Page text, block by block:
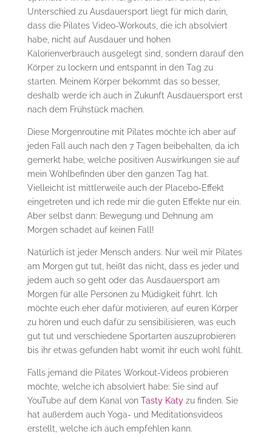
Unterschied zu Ausdauersport liegt für mich darin,
dass die Pilates Video-Workouts, die ich absolviert
habe, nicht auf Ausdauer und hohen
Kalorienverbrauch ausgelegt sind, sondern darauf den
Körper zu lockern und entspannt in den Tag zu
starten. Meinem Körper bekommt das so besser,
deshalb werde ich auch in Zukunft Ausdauersport erst
nach dem Frühstück machen.
Diese Morgenroutine mit Pilates möchte ich aber auf
jeden Fall auch nach den 7 Tagen beibehalten, da ich
gemerkt habe, welche positiven Auswirkungen sie auf
mein Wohlbefinden über den ganzen Tag hat.
Vielleicht ist mittlerweile auch der Placebo-Effekt
eingetreten und ich rede mir die guten Effekte nur ein.
Aber selbst dann: Bewegung und Dehnung am
Morgen schadet auf keinen Fall!
Natürlich ist jeder Mensch anders. Nur weil mir Pilates
am Morgen gut tut, heißt das nicht, dass es jeder und
jedem auch so geht oder das Ausdauersport am
Morgen für alle Personen zu Müdigkeit führt. Ich
möchte euch eher dafür motivieren, auf euren Körper
zu hören und euch dafür zu sensibilisieren, was euch
gut tut und verschiedene Sportarten auszuprobieren
bis ihr etwas gefunden habt womit ihr euch wohl fühlt.
Falls jemand die Pilates Workout-Videos probieren
möchte, welche ich absolviert habe: Sie sind auf
YouTube auf dem Kanal von Tasty Katyzu finden. Sie
hat außerdem auch Yoga- und Meditationsvideos
erstellt, welche ich auch empfehlen kann.